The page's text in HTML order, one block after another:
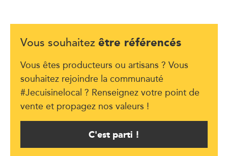
Vous souhaitez être référencés
Vous êtes producteurs ou artisans ? Vous
souhaitez rejoindre la communauté
#Jecuisinelocal ? Renseignez votre point de
vente et propagez nos valeurs !
C'est parti !